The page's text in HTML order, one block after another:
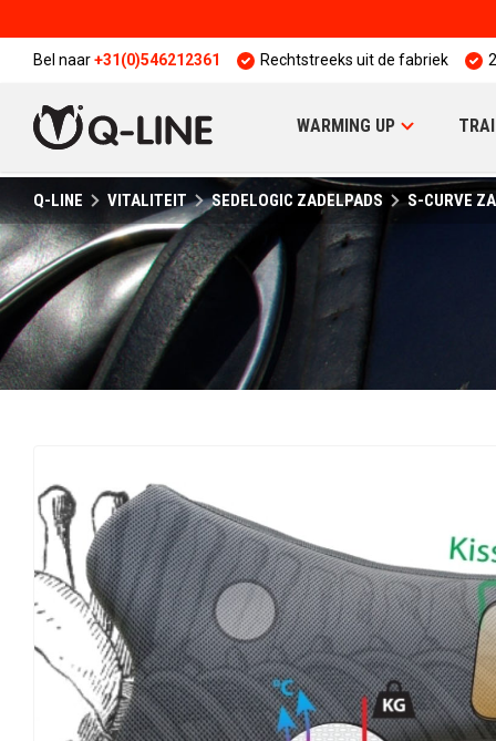
Bel naar+31(0)546212361 Rechtstreeks uit de fabriek
WARMING UP
Q-LINE VITALITEIT SEDELOGIC ZADELPADS S-CURVE